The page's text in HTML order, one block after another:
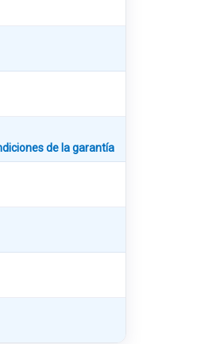
de la garantía